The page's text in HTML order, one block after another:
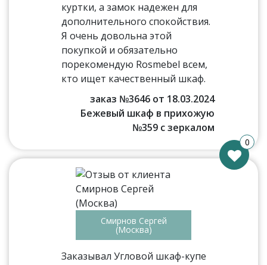
куртки, а замок надежен для
дополнительного спокойствия.
Я очень довольна этой
покупкой и обязательно
порекомендую Rosmebel всем,
кто ищет качественный шкаф.
заказ №3646 от 18.03.2024
Бежевый шкаф в прихожую
№359 с зеркалом
Смирнов Сергей
(Москва)
Заказывал Угловой шкаф-купе
0